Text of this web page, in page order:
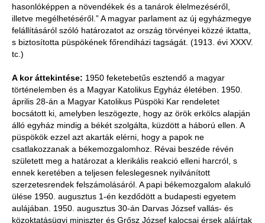
hasonlóképpen a növendékek és a tanárok élelmezéséről,
illetve megélhetéséről.” A magyar parlament az új egyházmegye
felállításáról szóló határozatot az ország törvényei közzé iktatta,
s biztosította püspökének főrendiházi tagságát. (1913. évi XXXV.
tc.)
A kor áttekintése: 1950 feketebetűs esztendő a magyar
történelemben és a Magyar Katolikus Egyház életében. 1950.
április 28-án a Magyar Katolikus Püspöki Kar rendeletet
bocsátott ki, amelyben leszögezte, hogy az örök erkölcs alapján
álló egyház mindig a békét szolgálta, küzdött a háború ellen. A
püspökök ezzel azt akarták elérni, hogy a papok ne
csatlakozzanak a békemozgalomhoz. Révai beszéde révén
született meg a határozat a klerikális reakció elleni harcról, s
ennek keretében a teljesen feleslegesnek nyilvánított
szerzetesrendek felszámolásáról. A papi békemozgalom alakuló
ülése 1950. augusztus 1-én kezdődött a budapesti egyetem
aulájában. 1950. augusztus 30-án Darvas József vallás- és
közoktatásügyi miniszter és Grősz József kalocsai érsek aláírtak